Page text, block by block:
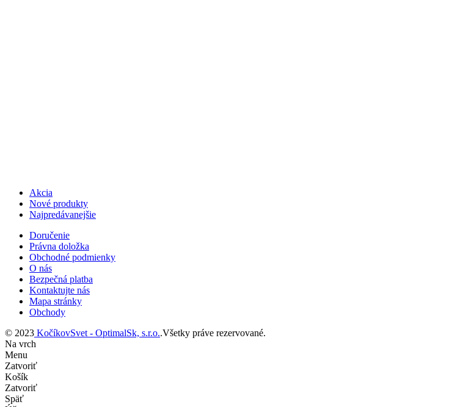
Akcia
Nové produkty
Najpredávanejšie
Doručenie
Právna doložka
Obchodné podmienky
O nás
Bezpečná platba
Kontaktujte nás
Mapa stránky
Obchody
© 2023 KočíkovSvet - OptimalSk, s.r.o..Všetky práve rezervované.
Na vrch
Menu
Zatvoriť
Košík
Zatvoriť
Späť